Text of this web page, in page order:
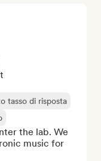
tasso di risposta
the lab. We
music for